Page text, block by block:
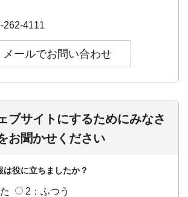
262-4111
ブサイトにするためにみなさ
お聞かせください
は役に立ちましたか？
2：ふつう